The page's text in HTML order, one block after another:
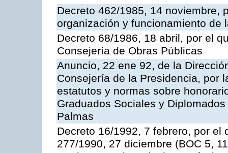
Decreto 462/1985, 14 noviembre,
organización y funcionamiento de
Decreto 68/1986, 18 abril, por el
Consejería de Obras Públicas
Anuncio, 22 ene 92, de la
Consejería de la Presidencia, por
estatutos y normas sobre
Graduados Sociales y
Palmas
Decreto 16/1992, 7 febrero, por
277/1990, 27 diciembre (BOC 5,